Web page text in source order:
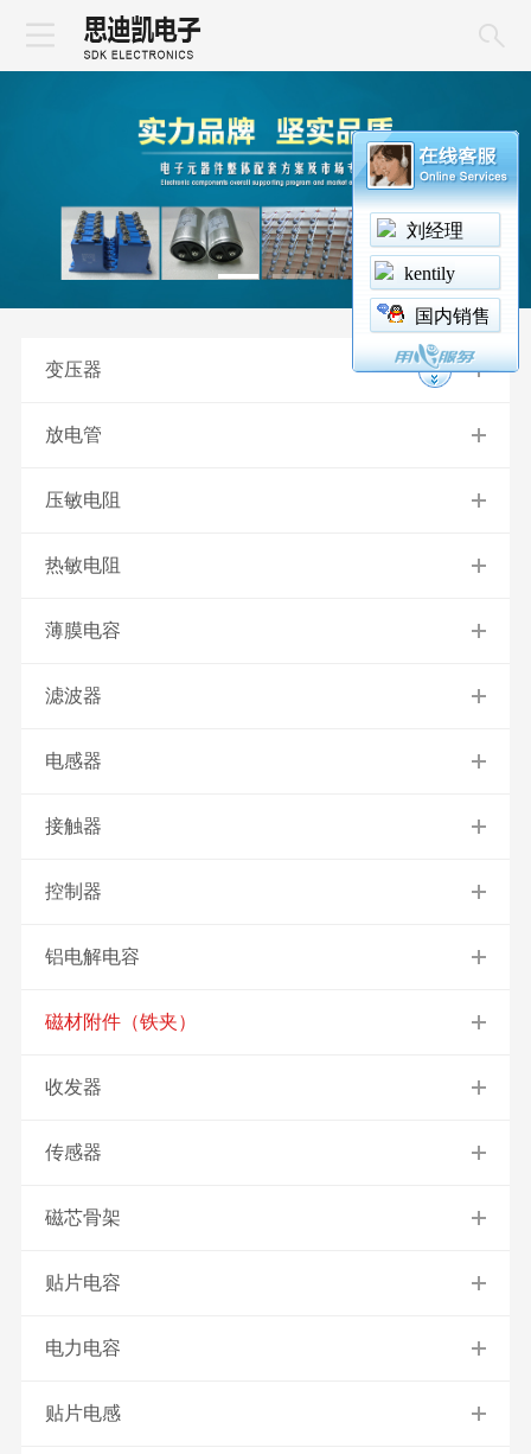
刘经理
kentily
国内销售
变压器
放电管
压敏电阻
热敏电阻
薄膜电容
滤波器
电感器
接触器
控制器
铝电解电容
磁材附件（铁夹）
收发器
传感器
磁芯骨架
贴片电容
电力电容
贴片电感